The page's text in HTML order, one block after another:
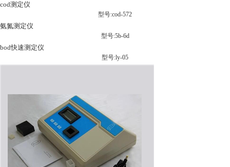
cod测定仪
型号:cod-572
氨氮测定仪
型号:5b-6d
bod快速测定仪
型号:ly-05